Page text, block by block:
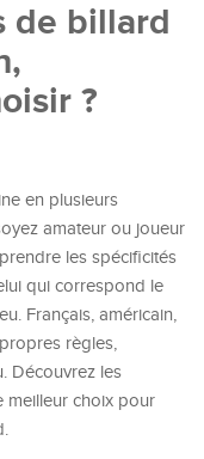
de billard
?
en plusieurs
amateur ou joueur
les spécificités
qui correspond le
Français, américain,
règles,
Découvrez les
meilleur choix pour